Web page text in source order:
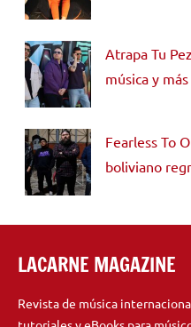
Atrapa Tu
música y
Fearless To
boliviano
LACARNE MAGAZINE
Revista de música